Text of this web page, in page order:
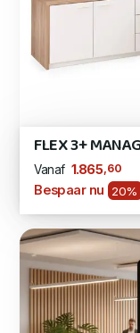
FLEX 3+
Vanaf 1.865,60
Bespaar nu 20%